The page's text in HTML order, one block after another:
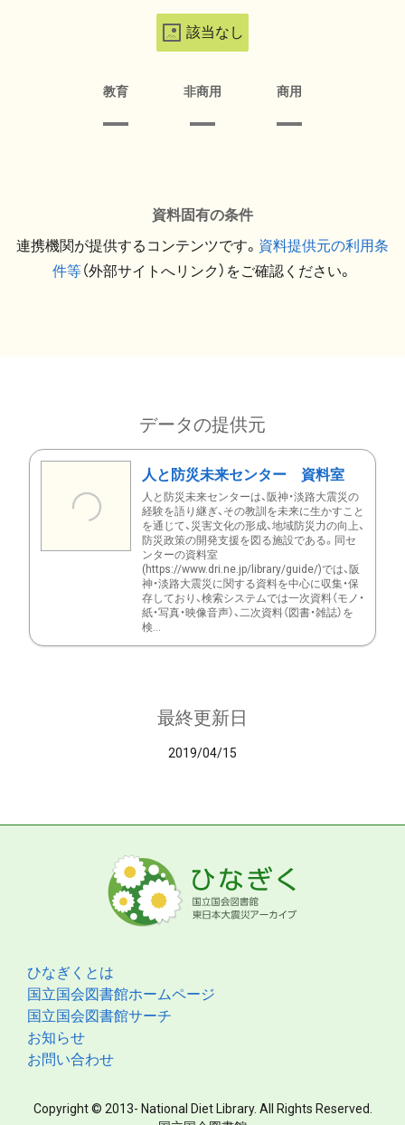
該当なし
教育 非商用 商用
資料固有の条件
連携機関が提供するコンテンツです。 資料提供元の利用条
件等（外部サイトへリンク）をご確認ください。
データの提供元
人と防災未来センター 資料室
人と防災未来センターは、阪神・淡路大震災の
経験を語り継ぎ、その教訓を未来に生かすこと
を通じて、災害文化の形成、地域防災力の向上、
防災政策の開発支援を図る施設である。同セ
ンターの資料室
(https://www.dri.ne.jp/library/guide/)では、阪
神・淡路大震災に関する資料を中心に収集・保
存しており、検索システムでは一次資料（モノ・
紙・写真・映像音声）、二次資料（図書・雑誌）を
検...
最終更新日
2019/04/15
ひなぎくとは
国立国会図書館ホームページ
国立国会図書館サーチ
お知らせ
お問い合わせ
Copyright © 2013- National Diet Library. All Rights Reserved.